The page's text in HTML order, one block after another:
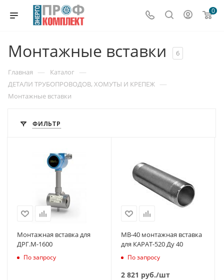
0
Монтажные вставки 6
Главная — Каталог —
ДЕТАЛИ ТРУБОПРОВОДОВ, ХОМУТЫ И КРЕПЕЖ —
Монтажные вставки
ФИЛЬТР
Монтажная вставка для
ДРГ.М-1600
По запросу
МВ-40 монтажная вставка
для КАРАТ-520 Ду 40
По запросу
2 821 руб./шт